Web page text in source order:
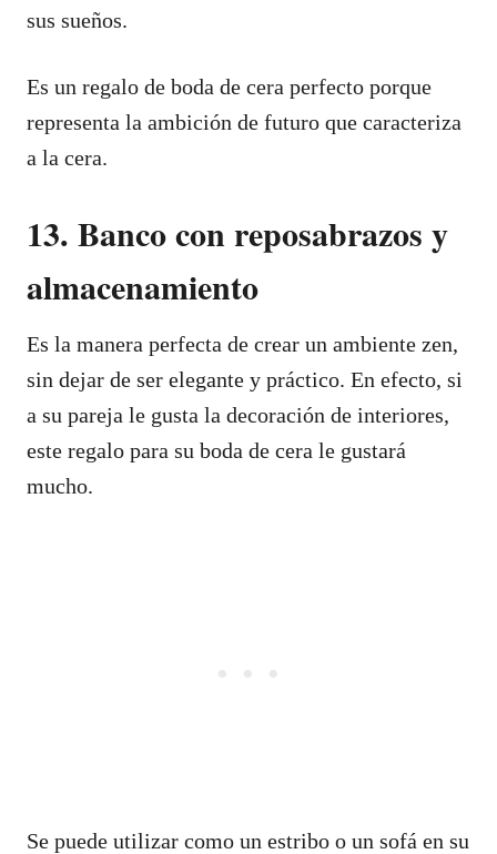
sus sueños.
Es un regalo de boda de cera perfecto porque
representa la ambición de futuro que caracteriza
a la cera.
13. Banco con reposabrazos y
almacenamiento
Es la manera perfecta de crear un ambiente zen,
sin dejar de ser elegante y práctico. En efecto, si
a su pareja le gusta la decoración de interiores,
este regalo para su boda de cera le gustará
mucho.
Se puede utilizar como un estribo o un sofá en su